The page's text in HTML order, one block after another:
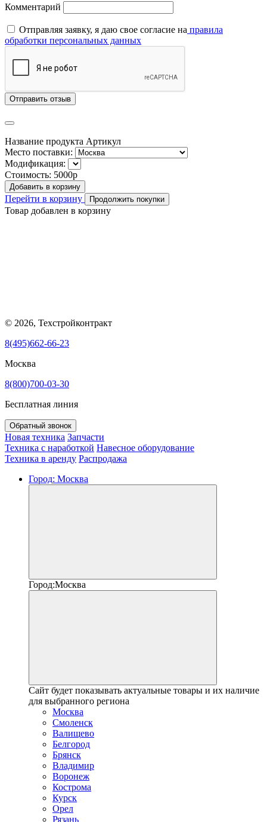
Комментарий
Отправляя заявку, я даю свое согласие на правила
обработки персональных данных
Отправить отзыв
Название продукта Артикул
Место поставки:
Модификация:
Стоимость: 5000р
Добавить в корзину
Перейти в корзину Продолжить покупки
Товар добавлен в корзину
© 2026, Техстройконтракт
8(495)662-66-23
Москва
8(800)700-03-30
Бесплатная линия
Обратный звонок
Новая техника Запчасти
Техника с наработкой Навесное оборудование
Техника в аренду Распродажа
Город: Москва
Город:Москва
Сайт будет показывать актуальные товары и их наличие
для выбранного региона
Москва
Смоленск
Валищево
Белгород
Брянск
Владимир
Воронеж
Кострома
Курск
Орел
Рязань